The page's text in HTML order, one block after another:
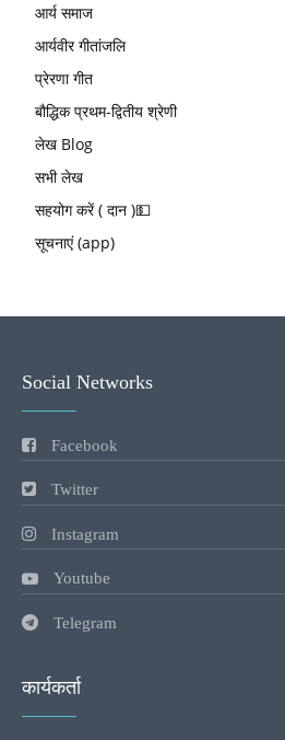
आर्य समाज
आर्यवीर गीतांजलि
प्रेरणा गीत
बौद्धिक प्रथम-द्वितीय श्रेणी
लेख Blog
सभी लेख
सहयोग करें ( दान )💵
सूचनाएं (app)
Social Networks
Facebook
Twitter
Instagram
Youtube
Telegram
कार्यकर्ता